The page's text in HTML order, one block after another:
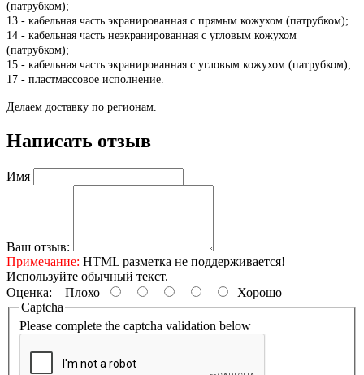
(патрубком);
13 - кабельная часть экранированная с прямым кожухом (патрубком);
14 - кабельная часть неэкранированная с угловым кожухом
(патрубком);
15 - кабельная часть экранированная с угловым кожухом (патрубком);
17 - пластмассовое исполнение.
Делаем доставку по регионам.
Написать отзыв
Имя
Ваш отзыв:
Примечание: HTML разметка не поддерживается!
Используйте обычный текст.
Оценка: Плохо
Хорошо
Captcha
Please complete the captcha validation below